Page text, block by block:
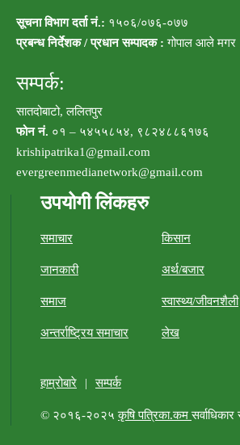
सूचना विभाग दर्ता नं.: १५०६/०७६-०७७
प्रबन्ध निर्देशक / प्रधान सम्पादक : गोपाल आले मगर
सम्पर्क:
सातदोबाटो, ललितपुर
फोन नं. ०१ – ५४५५८५४, ९८२४८८६१७६
krishipatrika1@gmail.com
evergreenmedianetwork@gmail.com
उपयोगी लिंकहरु
समाचार किसान
जानकारी अर्थ/बजार
समाज स्वास्थ्य/जीवनशैली
अन्तर्राष्ट्रिय समाचार लेख
हाम्रोबारे | सम्पर्क
© २०१६-२०२५कृषि पत्रिका.कमसर्वाधिकार